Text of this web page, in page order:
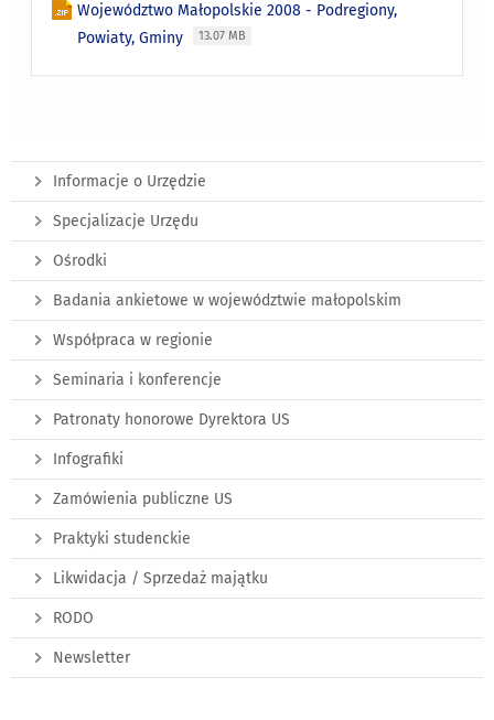
Województwo Małopolskie 2008 - Podregiony,
Powiaty, Gminy
13.07 MB
Informacje o Urzędzie
Specjalizacje Urzędu
Ośrodki
Badania ankietowe w województwie małopolskim
Współpraca w regionie
Seminaria i konferencje
Patronaty honorowe Dyrektora US
Infografiki
Zamówienia publiczne US
Praktyki studenckie
Likwidacja / Sprzedaż majątku
RODO
Newsletter